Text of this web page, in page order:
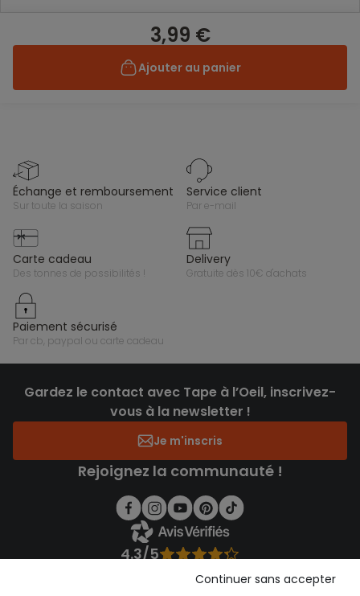
3,99 €
Ajouter au panier
échange et remboursement
sur toute la saison
service client
par e-mail
carte cadeau
des tonnes de possibilités !
delivery
gratuite dès 10€ d'achats
paiement sécurisé
par cb, paypal ou carte cadeau
Gardez le contact avec Tape à l’Oeil, inscrivez-
vous à la newsletter !
Je m'inscris
Rejoignez la communauté !
4.3/5
Voir l’attestation de confianceContinuer sans accepter